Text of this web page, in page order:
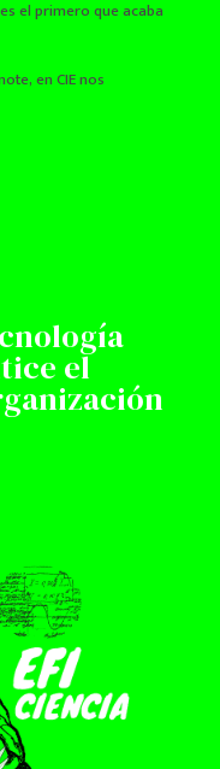
el primero que acaba
en CIE nos
el